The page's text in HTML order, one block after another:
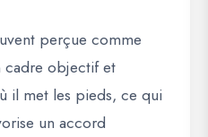
perçue comme
cadre objectif et
il met les pieds, ce qui
un accord